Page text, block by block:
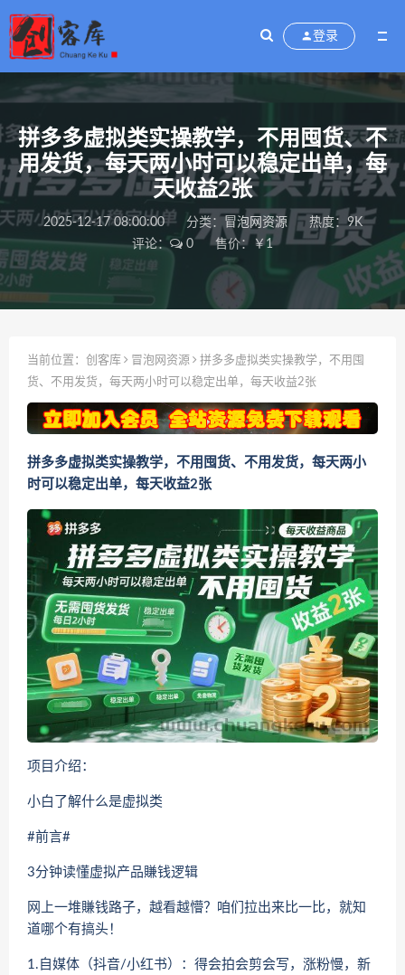
登录
拼多多虚拟类实操教学，不用囤货、不
用发货，每天两小时可以稳定出单，每
天收益2张
2025-12-17 08:00:00 分类： 冒泡网资源
热度：9K
评论：
0 售价：￥1
当前位置： 创客库 冒泡网资源
拼多多虚拟类实操教学，不用囤
货、不用发货，每天两小时可以稳定出单，每天收益2张
拼多多虚拟类实操教学，不用囤货、不用发货，每天两小
时可以稳定出单，每天收益2张
项目介绍：
小白了解什么是虚拟类
#前言#
3分钟读懂虚拟产品賺钱逻辑
网上一堆賺钱路子，越看越懵？咱们拉出来比一比，就知
道哪个有搞头！
1.自媒体（抖音/小红书）：得会拍会剪会写，涨粉慢，新